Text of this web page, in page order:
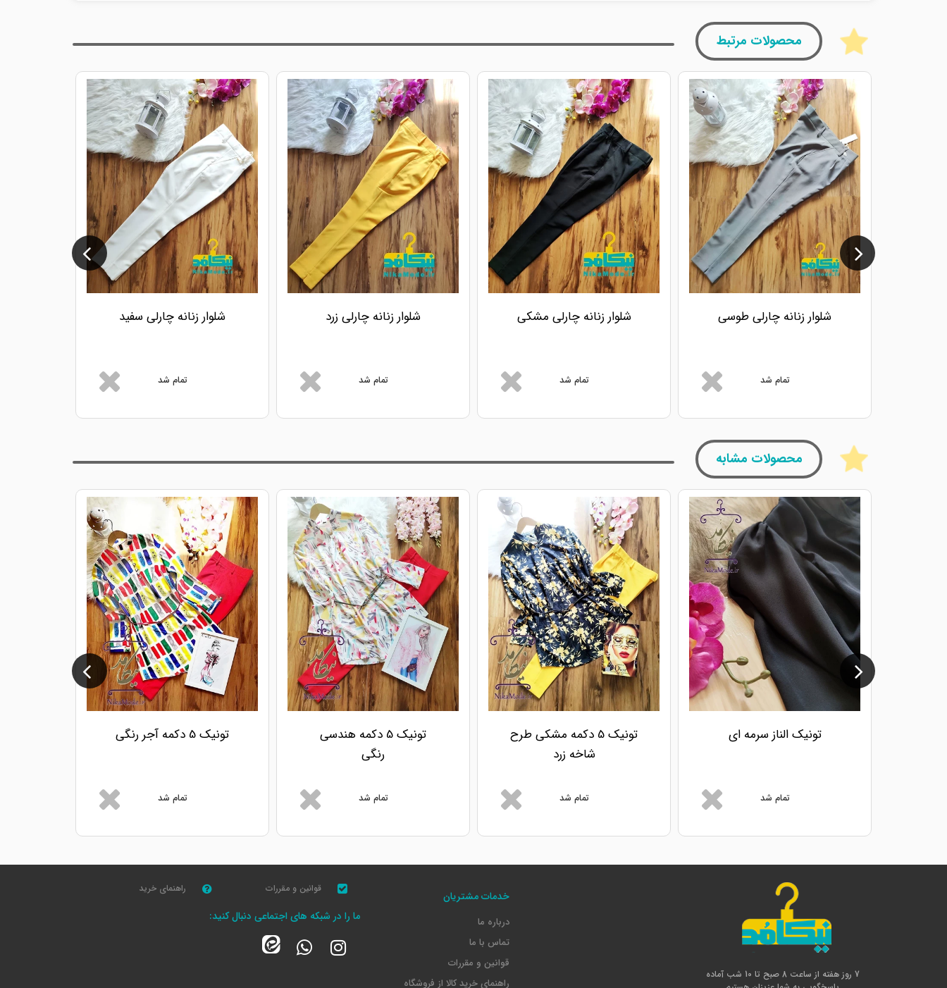
محصولات مرتبط
شلوار زنانه چارلی طوسی
تمام شد
شلوار زنانه چارلی مشکی
تمام شد
شلوار زنانه چارلی زرد
تمام شد
شلوار زنانه چارلی سفید
تمام شد
محصولات مشابه
تونیک الناز سرمه ای
تمام شد
تونیک 5 دکمه مشکی طرح
شاخه زرد
تمام شد
تونیک 5 دکمه هندسی
رنگی
تمام شد
تونیک 5 دکمه آجر رنگی
تمام شد
7 روز هفته از ساعت 8 صبح تا 10 شب آماده
خدمات مشتریان
درباره ما
تماس با ما
قوانین و مقررات
راهنمای خرید کالا از فروشگاه
قوانین و مقررات راهنمای خرید
ما را در شبکه های اجتماعی دنبال کنید: